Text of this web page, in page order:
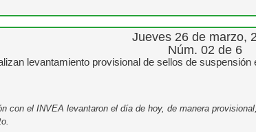
Jueves 26 de marzo,
Núm. 02 de 6
levantamiento provisional de sellos de
con el INVEA levantaron el día de hoy, de manera